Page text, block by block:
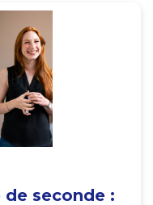
seconde :